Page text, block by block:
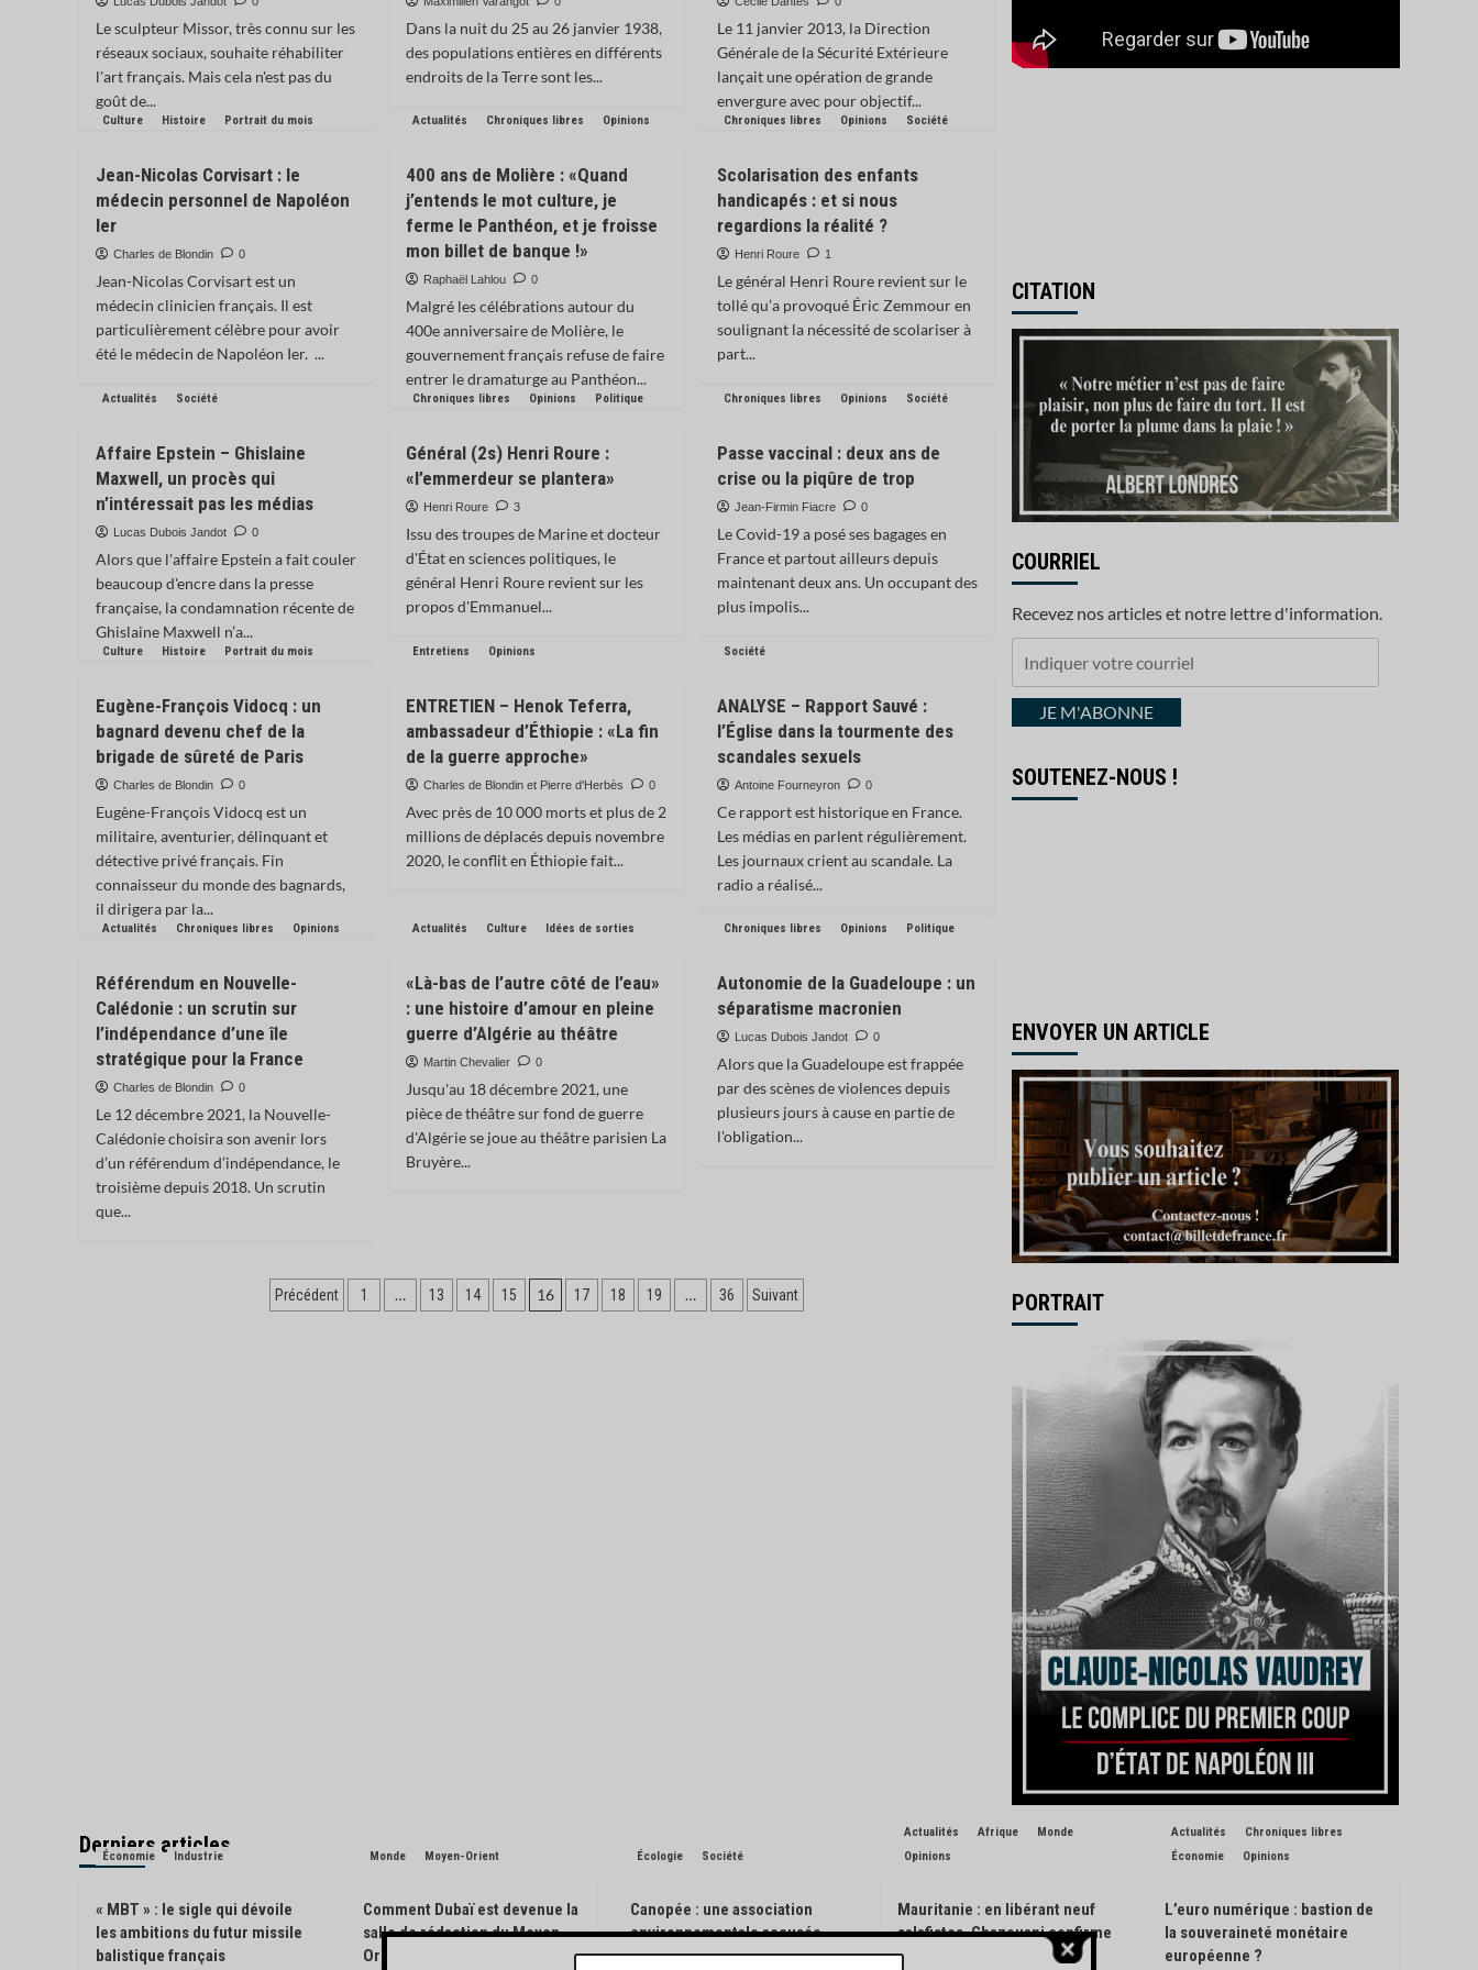
renforcer sa souveraineté
5
Le sculpteur Missor, très connu sur les
réseaux sociaux, souhaite réhabiliter
l'art français. Mais cela n'est pas du
goût de...
Dans la nuit du 25 au 26 janvier 1938,
des populations entières en différents
endroits de la Terre sont les...
Le 11 janvier 2013, la Direction
Générale de la Sécurité Extérieure
lançait une opération de grande
envergure avec pour objectif...
Culture Histoire Portrait du mois
Jean-Nicolas Corvisart : le
médecin personnel de Napoléon
Ier
Charles de Blondin 0
Jean-Nicolas Corvisart est un
médecin clinicien français. Il est
particulièrement célèbre pour avoir
été le médecin de Napoléon Ier. ...
Actualités Chroniques libres Opinions
400 ans de Molière : «Quand
j’entends le mot culture, je
ferme le Panthéon, et je froisse
mon billet de banque !»
Raphaël Lahlou 0
Malgré les célébrations autour du
400e anniversaire de Molière, le
gouvernement français refuse de faire
entrer le dramaturge au Panthéon...
Chroniques libres Opinions Société
Scolarisation des enfants
handicapés : et si nous
regardions la réalité ?
Henri Roure 1
Le général Henri Roure revient sur le
tollé qu’a provoqué Éric Zemmour en
soulignant la nécessité de scolariser à
part...
Actualités Société
Affaire Epstein – Ghislaine
Maxwell, un procès qui
n’intéressait pas les médias
Lucas Dubois Jandot 0
Alors que l'affaire Epstein a fait couler
beaucoup d'encre dans la presse
française, la condamnation récente de
Ghislaine Maxwell n’a...
Chroniques libres Opinions Politique
Général (2s) Henri Roure :
«l’emmerdeur se plantera»
Henri Roure 3
Issu des troupes de Marine et docteur
d'État en sciences politiques, le
général Henri Roure revient sur les
propos d'Emmanuel...
Chroniques libres Opinions Société
Passe vaccinal : deux ans de
crise ou la piqûre de trop
Jean-Firmin Fiacre 0
Le Covid-19 a posé ses bagages en
France et partout ailleurs depuis
maintenant deux ans. Un occupant des
plus impolis...
Culture Histoire Portrait du mois
Eugène-François Vidocq : un
bagnard devenu chef de la
brigade de sûreté de Paris
Charles de Blondin 0
Eugène-François Vidocq est un
militaire, aventurier, délinquant et
détective privé français. Fin
connaisseur du monde des bagnards,
il dirigera par la...
Entretiens Opinions
ENTRETIEN – Henok Teferra,
ambassadeur d’Éthiopie : «La fin
de la guerre approche»
Charles de Blondin et Pierre d'Herbès 0
Avec près de 10 000 morts et plus de 2
millions de déplacés depuis novembre
2020, le conflit en Éthiopie fait...
Société
ANALYSE – Rapport Sauvé :
l’Église dans la tourmente des
scandales sexuels
Antoine Fourneyron 0
Ce rapport est historique en France.
Les médias en parlent régulièrement.
Les journaux crient au scandale. La
radio a réalisé...
Actualités Chroniques libres Opinions
Référendum en Nouvelle-
Calédonie : un scrutin sur
l’indépendance d’une île
stratégique pour la France
Charles de Blondin 0
Le 12 décembre 2021, la Nouvelle-
Calédonie choisira son avenir lors
d’un référendum d’indépendance, le
troisième depuis 2018. Un scrutin
que...
Actualités Culture Idées de sorties
«Là-bas de l’autre côté de l’eau»
: une histoire d’amour en pleine
guerre d’Algérie au théâtre
Martin Chevalier 0
Jusqu'au 18 décembre 2021, une
pièce de théâtre sur fond de guerre
d'Algérie se joue au théâtre parisien La
Bruyère...
Chroniques libres Opinions Politique
Autonomie de la Guadeloupe : un
séparatisme macronien
Lucas Dubois Jandot 0
Alors que la Guadeloupe est frappée
par des scènes de violences depuis
plusieurs jours à cause en partie de
l'obligation...
Pagination
Précédent 1 … 13 14 15 16 17 18 19 … 36 Suivant
CITATION
COURRIEL
Recevez nos articles et notre lettre d'information.
courrielJE M'ABONNE
SOUTENEZ-NOUS !
ENVOYER UN ARTICLE
PORTRAIT
Derniers articles
Économie Industrie
« MBT » : le sigle qui dévoile
les ambitions du futur missile
balistique français
Monde Moyen-Orient
Comment Dubaï est devenue la
salle de rédaction du Moyen-
Orient
Écologie Société
Canopée : une association
environnementale accusée
d’avoir pisté des engins
Actualités Afrique
Monde
Opinions
Mauritanie : en libérant neuf
salafistes, Ghazouani confirme
l’exception de son pays
Actualités
Chroniques libres
Économie
Opinions
L’euro numérique : bastion de
la souveraineté monétaire
européenne ?